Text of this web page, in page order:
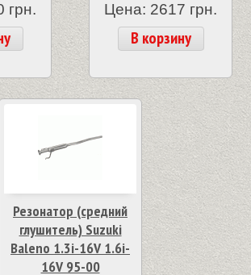
грн. Цена: 2617 грн.
В корзину
Резонатор (средний
глушитель) Suzuki
Baleno 1.3i-16V 1.6i-
16V 95-00